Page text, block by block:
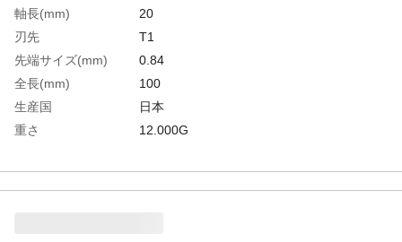
軸長(mm)
20
刃先
T1
先端サイズ(mm)
0.84
全長(mm)
100
生産国
日本
重さ
12.000G
特殊合金鋼●グリップ：エラストマー樹脂
材質2
軸：特殊合金鋼